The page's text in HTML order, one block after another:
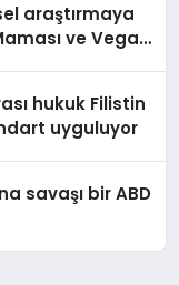
araştırmaya
ve Vegan
hukuk Filistin
uyguluyor
savaşı bir ABD